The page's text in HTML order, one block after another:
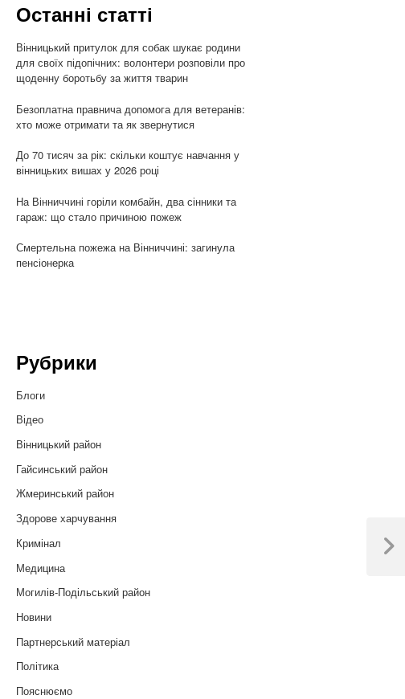
Next
Останні статті
Вінницький притулок для собак шукає родини
для своїх підопічних: волонтери розповіли про
щоденну боротьбу за життя тварин
Безоплатна правнича допомога для ветеранів:
хто може отримати та як звернутися
До 70 тисяч за рік: скільки коштує навчання у
вінницьких вишах у 2026 році
На Вінниччині горіли комбайн, два сінники та
гараж: що стало причиною пожеж
Смертельна пожежа на Вінниччині: загинула
пенсіонерка
Рубрики
Блоги
Відео
Вінницький район
Гайсинський район
Жмеринський район
Здорове харчування
Кримінал
Медицина
Могилів-Подільський район
Новини
Партнерський матеріал
Політика
Пояснюємо